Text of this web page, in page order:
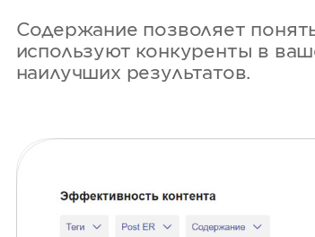
Содержание позволяет
используют конкуренты в
наилучших результатов.